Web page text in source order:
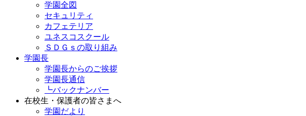
学園全図
セキュリティ
カフェテリア
ユネスコスクール
ＳＤＧｓの取り組み
学園長
学園長からのご挨拶
学園長通信
┗バックナンバー
在校生・保護者の皆さまへ
学園だより